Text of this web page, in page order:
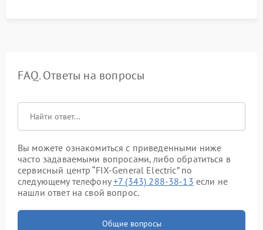
FAQ. Ответы на вопросы
Вы можете ознакомиться с приведенными ниже
часто задаваемыми вопросами, либо обратиться в
сервисный центр “FIX-General Electric” по
следующему телефону+7 (343) 288-38-13 если не
нашли ответ на свой вопрос.
Общие вопросы